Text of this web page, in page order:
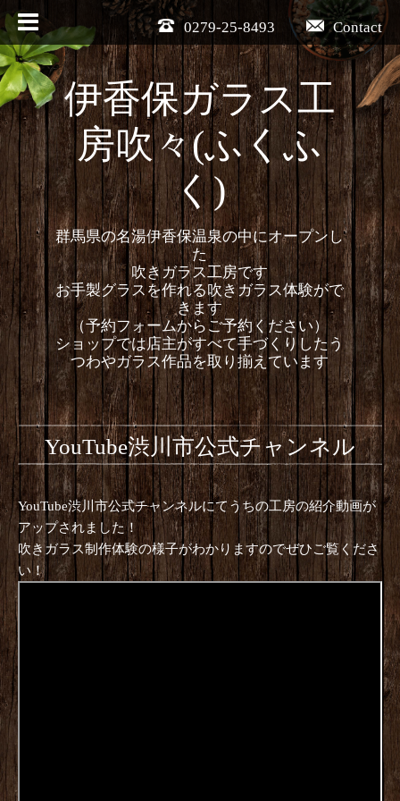
Contact
0279-25-8493
伊香保ガラス工
房吹々(ふくふ
く)
群馬県の名湯伊香保温泉の中にオープンし
た
吹きガラス工房です
お手製グラスを作れる吹きガラス体験がで
きます
（予約フォームからご予約ください）
ショップでは店主がすべて手づくりしたう
つわやガラス作品を取り揃えています
YouTube渋川市公式チャンネル
YouTube渋川市公式チャンネルにてうちの工房の紹介動画が
アップされました！
吹きガラス制作体験の様子がわかりますのでぜひご覧くださ
い！